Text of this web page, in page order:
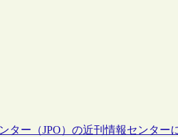
ター（JPO）の近刊情報センター